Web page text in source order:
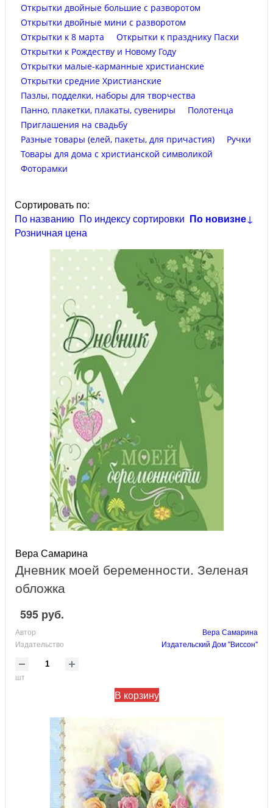
Открытки двойные большие с разворотом
Открытки двойные мини с разворотом
Открытки к 8 марта
Открытки к празднику Пасхи
Открытки к Рождеству и Новому Году
Открытки малые-карманные христианские
Открытки средние Христианские
Пазлы, подделки, наборы для творчества
Панно, плакетки, плакаты, сувениры
Полотенца
Приглашения на свадьбу
Разные товары (елей, пакеты, для причастия)
Ручки
Товары для дома с христианской символикой
Фоторамки
Сортировать по:
По названию По индексу сортировки По новизне↓
Розничная цена
Вера Самарина
Дневник моей беременности. Зеленая
обложка
595 руб.
Автор
Вера Самарина
Издательство
Издательский Дом "Виссон"
шт
В корзину